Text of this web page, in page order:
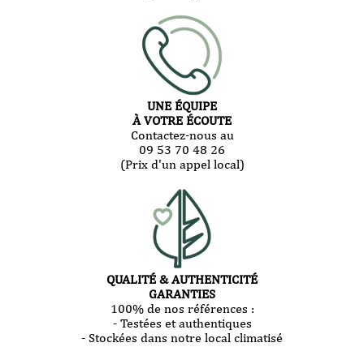
UNE ÉQUIPE
À VOTRE ÉCOUTE
Contactez-nous au
09 53 70 48 26
(Prix d'un appel local)
QUALITÉ & AUTHENTICITÉ
GARANTIES
100% de nos références :
- Testées et authentiques
- Stockées dans notre local climatisé